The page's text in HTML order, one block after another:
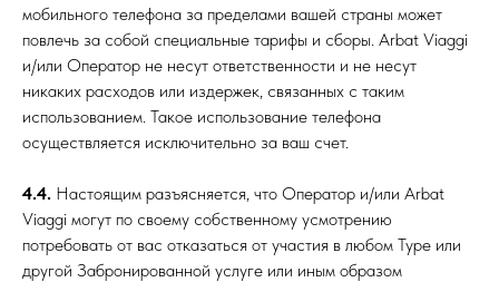
мобильного телефона за пределами вашей страны может
повлечь за собой специальные тарифы и сборы. Arbat Viaggi
и/или Оператор не несут ответственности и не несут
никаких расходов или издержек, связанных с таким
использованием. Такое использование телефона
осуществляется исключительно за ваш счет.
4.4. Настоящим разъясняется, что Оператор и/или Arbat
Viaggi могут по своему собственному усмотрению
потребовать от вас отказаться от участия в любом Туре или
другой Забронированной услуге или иным образом